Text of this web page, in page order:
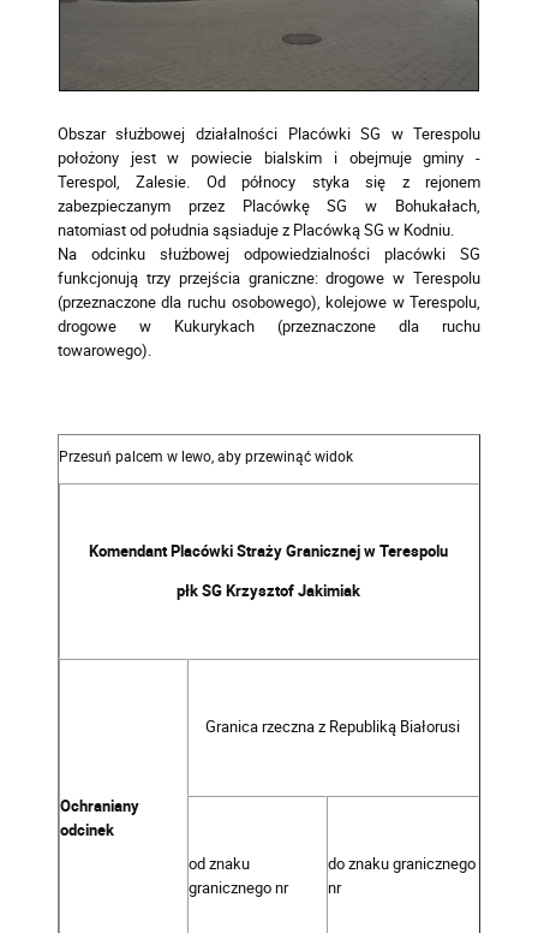
Obszar służbowej działalności Placówki SG w Terespolu
położony jest w powiecie bialskim i obejmuje gminy -
Terespol, Zalesie. Od północy styka się z rejonem
zabezpieczanym przez Placówkę SG w Bohukałach,
natomiast od południa sąsiaduje z Placówką SG w Kodniu.
Na odcinku służbowej odpowiedzialności placówki SG
funkcjonują trzy przejścia graniczne: drogowe w Terespolu
(przeznaczone dla ruchu osobowego), kolejowe w Terespolu,
drogowe w Kukurykach (przeznaczone dla ruchu
towarowego).
Komendant Placówki Straży Granicznej w Terespolu
płk SG Krzysztof Jakimiak
Ochraniany
odcinek
Granica rzeczna z Republiką Białorusi
od znaku
granicznego nr
do znaku granicznego
nr